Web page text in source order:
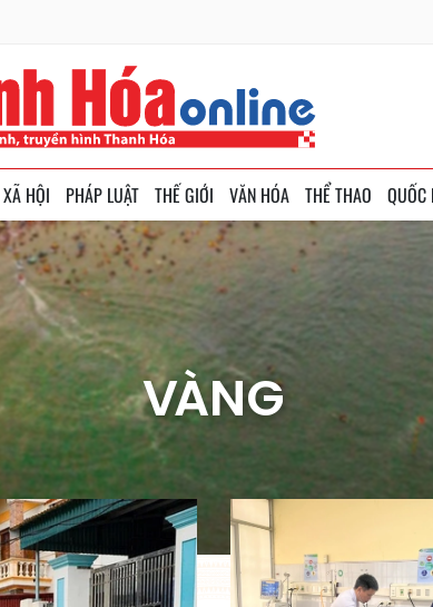
XÃ HỘI PHÁP LUẬT THẾ GIỚI VĂN HÓA THỂ THAO QUỐC
VÀNG